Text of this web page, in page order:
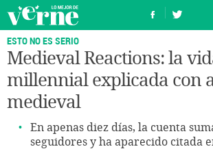
ESTO NO ES SERIO
Medieval Reactions: la
millennial explicada con
medieval
En apenas diez días, la cuenta
seguidores y ha aparecido citada